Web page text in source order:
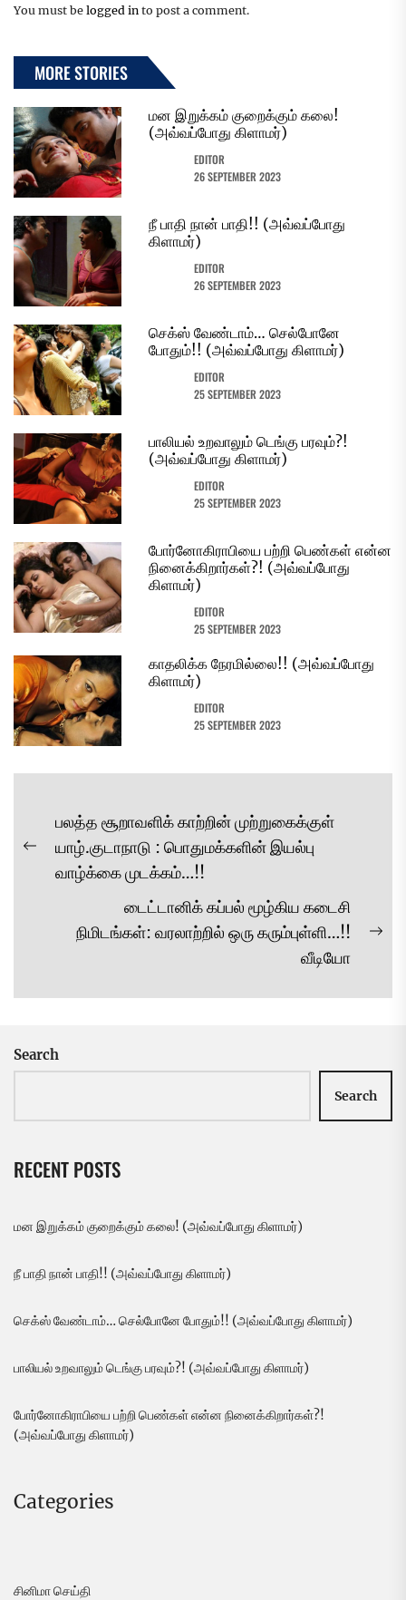
You must be logged in to post a comment.
MORE STORIES
மன இறுக்கம் குறைக்கும் கலை!
(அவ்வப்போது கிளாமர்)
EDITOR
26 SEPTEMBER 2023
நீ பாதி நான் பாதி!! (அவ்வப்போது
கிளாமர்)
EDITOR
26 SEPTEMBER 2023
செக்ஸ் வேண்டாம்… செல்போனே
போதும்!! (அவ்வப்போது கிளாமர்)
EDITOR
25 SEPTEMBER 2023
பாலியல் உறவாலும் டெங்கு பரவும்?!
(அவ்வப்போது கிளாமர்)
EDITOR
25 SEPTEMBER 2023
போர்னோகிராபியை பற்றி பெண்கள் என்ன
நினைக்கிறார்கள்?! (அவ்வப்போது
கிளாமர்)
EDITOR
25 SEPTEMBER 2023
காதலிக்க நேரமில்லை!! (அவ்வப்போது
கிளாமர்)
EDITOR
25 SEPTEMBER 2023
Post
navigation
Previous
post:
பலத்த சூறாவளிக் காற்றின் முற்றுகைக்குள்
யாழ்.குடாநாடு : பொதுமக்களின் இயல்பு
வாழ்க்கை முடக்கம்…!!
டைட்டானிக் கப்பல் மூழ்கிய கடைசி
நிமிடங்கள்: வரலாற்றில் ஒரு கரும்புள்ளி…!!
வீடியோ
Search
Search
RECENT POSTS
மன இறுக்கம் குறைக்கும் கலை! (அவ்வப்போது கிளாமர்)
நீ பாதி நான் பாதி!! (அவ்வப்போது கிளாமர்)
செக்ஸ் வேண்டாம்… செல்போனே போதும்!! (அவ்வப்போது கிளாமர்)
பாலியல் உறவாலும் டெங்கு பரவும்?! (அவ்வப்போது கிளாமர்)
போர்னோகிராபியை பற்றி பெண்கள் என்ன நினைக்கிறார்கள்?!
(அவ்வப்போது கிளாமர்)
Categories
சினிமா செய்தி